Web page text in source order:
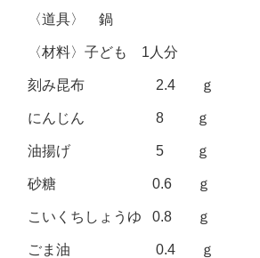
〈道具〉 鍋
〈材料〉子ども 1人分
刻み昆布 2.4 ｇ
にんじん 8 ｇ
油揚げ 5 ｇ
砂糖 0.6 ｇ
こいくちしょうゆ 0.8 ｇ
ごま油 0.4 ｇ